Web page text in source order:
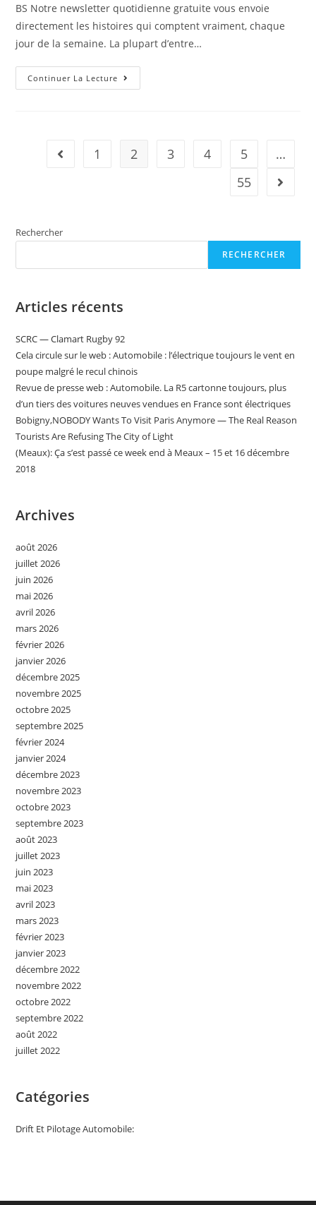
BS Notre newsletter quotidienne gratuite vous envoie
directement les histoires qui comptent vraiment, chaque
jour de la semaine. La plupart d’entre…
Continuer La Lecture Ce
Camion
Vient
De
Go to the previous page
1 2 3 4 5
…
55
Aller à
Rechercher
RECHERCHER
Articles récents
SCRC — Clamart Rugby 92
Cela circule sur le web : Automobile : l’électrique toujours le vent en
poupe malgré le recul chinois
Revue de presse web : Automobile. La R5 cartonne toujours, plus
d’un tiers des voitures neuves vendues en France sont électriques
Bobigny,NOBODY Wants To Visit Paris Anymore — The Real Reason
Tourists Are Refusing The City of Light
(Meaux): Ça s’est passé ce week end à Meaux – 15 et 16 décembre
2018
Archives
août 2026
juillet 2026
juin 2026
mai 2026
avril 2026
mars 2026
février 2026
janvier 2026
décembre 2025
novembre 2025
octobre 2025
septembre 2025
février 2024
janvier 2024
décembre 2023
novembre 2023
octobre 2023
septembre 2023
août 2023
juillet 2023
juin 2023
mai 2023
avril 2023
mars 2023
février 2023
janvier 2023
décembre 2022
novembre 2022
octobre 2022
septembre 2022
août 2022
juillet 2022
Catégories
Drift Et Pilotage Automobile: